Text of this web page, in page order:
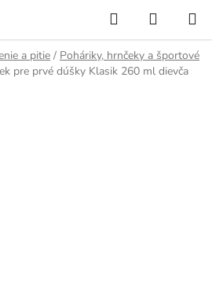
Hľadať
KOŠÍK
a pitie / Poháriky, hrnčeky a športové
pre prvé dúšky Klasik 260 ml dievča